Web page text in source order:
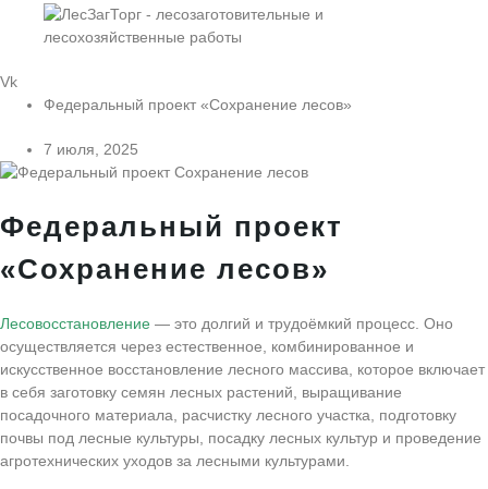
Vk
Федеральный проект «Сохранение лесов»
7 июля, 2025
Федеральный проект
«Сохранение лесов»
Лесовосстановление — это долгий и трудоёмкий процесс. Оно
осуществляется через естественное, комбинированное и
искусственное восстановление лесного массива, которое включает
в себя заготовку семян лесных растений, выращивание
посадочного материала, расчистку лесного участка, подготовку
почвы под лесные культуры, посадку лесных культур и проведение
агротехнических уходов за лесными культурами.